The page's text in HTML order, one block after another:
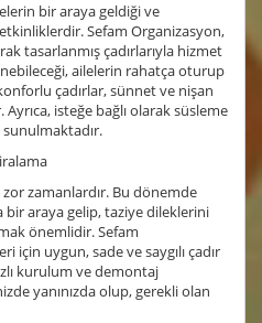
bir araya geldiği ve
Sefam Organizasyon,
tasarlanmış çadırlarıyla hizmet
ailelerin rahatça oturup
çadırlar, sünnet ve nişan
isteğe bağlı olarak süsleme
sunulmaktadır.
zamanlardır. Bu dönemde
bir araya gelip, taziye dileklerini
önemlidir. Sefam
için uygun, sade ve saygılı çadır
kurulum ve demontaj
yanınızda olup, gerekli olan